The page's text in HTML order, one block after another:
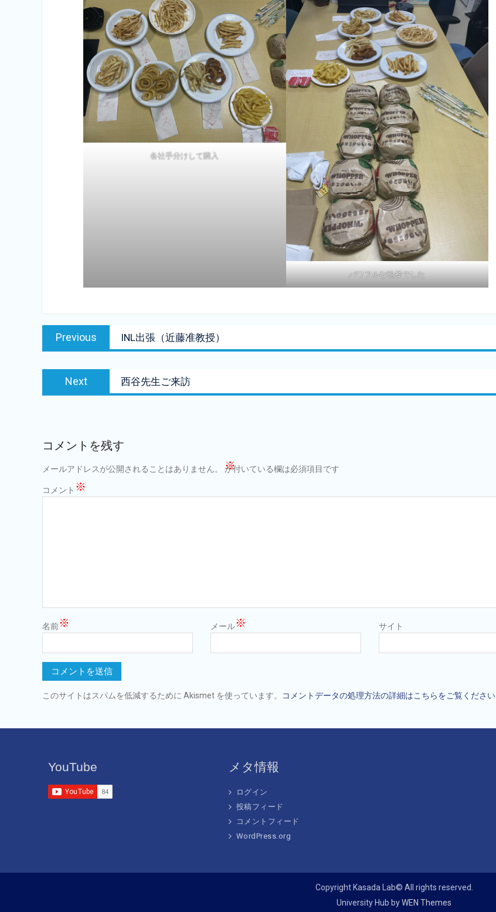
各社手分けして購入
パワフルな晩餐でした
投
ゲ
ン
Previous
Previous
post:
INL出張（近藤准教授）
Next
Next
post:
西谷先生ご来訪
コメントを残す
メールアドレスが公開されることはありません。 ※
が付いている欄は必須項目です
コメント ※
名前※ メール※ サイト
このサイトはスパムを低減するために Akismet を使っています。 コメントデータの処理方法の詳細はこちらをご覧ください
YouTube メタ情報
ログイン
投稿フィード
コメントフィード
WordPress.org
Copyright Kasada Lab© All rights reserved.
University Hub byWEN Themes